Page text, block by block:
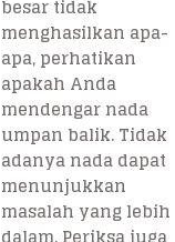
besar tidak
menghasilkan apa-
apa, perhatikan
apakah Anda
mendengar nada
umpan balik. Tidak
adanya nada dapat
menunjukkan
masalah yang lebih